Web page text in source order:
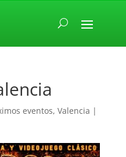
eventos, Valencia |